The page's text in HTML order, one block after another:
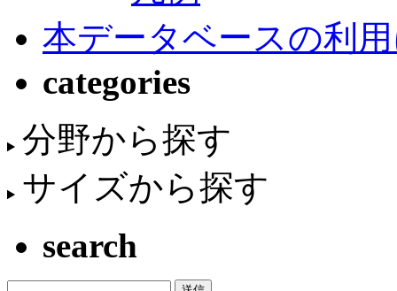
本データベースの利
categories
分野から探す
サイズから探す
search